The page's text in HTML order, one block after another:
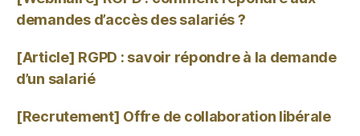
demandes d’accès des salariés ?
[Article] RGPD : savoir répondre à la demande
d’un salarié
[Recrutement] Offre de collaboration libérale